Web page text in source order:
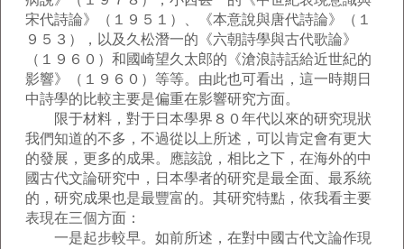
宋代詩論》（１９５１）、《本意說與唐代詩論》（１
９５３），以及久松潛一的《六朝詩學與古代歌論》
（１９６０）和國崎望久太郎的《滄浪詩話給近世紀的
影響》（１９６０）等等。由此也可看出，這一時期日
中詩學的比較主要是偏重在影響研究方面。
限于材料，對于日本學界８０年代以來的研究現狀
我們知道的不多，不過從以上所述，可以肯定會有更大
的發展，更多的成果。應該說，相比之下，在海外的中
國古代文論研究中，日本學者的研究是最全面、最系統
的，研究成果也是最豐富的。其研究特點，依我看主要
表現在三個方面：
一是起步較早。如前所述，在對中國古代文論作現